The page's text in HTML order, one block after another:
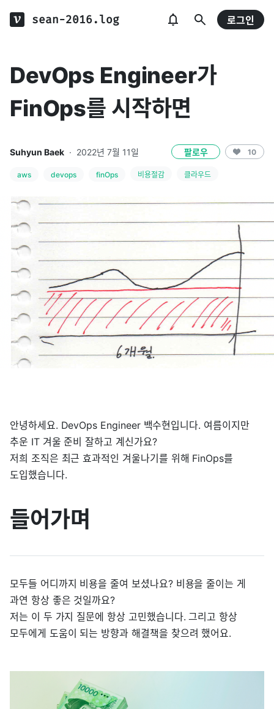
sean-2016.log 로그인
DevOps Engineer가
FinOps를 시작하면
Suhyun Baek · 2022년 7월 11일 팔로우 10
aws devops finOps 비용절감 클라우드
안녕하세요. DevOps Engineer 백수현입니다. 여름이지만
추운 IT 겨울 준비 잘하고 계신가요?
저희 조직은 최근 효과적인 겨울나기를 위해 FinOps를
도입했습니다.
들어가며
모두들 어디까지 비용을 줄여 보셨나요? 비용을 줄이는 게
과연 항상 좋은 것일까요?
저는 이 두 가지 질문에 항상 고민했습니다. 그리고 항상
모두에게 도움이 되는 방향과 해결책을 찾으려 했어요.